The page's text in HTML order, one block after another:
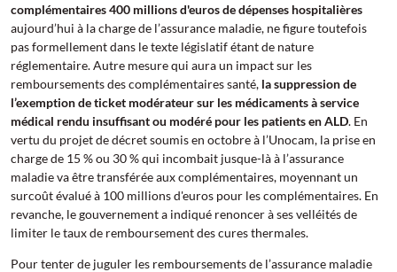
complémentaires 400 millions d'euros de dépenses hospitalières
aujourd’hui à la charge de l’assurance maladie, ne figure toutefois
pas formellement dans le texte législatif étant de nature
réglementaire. Autre mesure qui aura un impact sur les
remboursements des complémentaires santé, la suppression de
l’exemption de ticket modérateur sur les médicaments à service
médical rendu insuffisant ou modéré pour les patients en ALD. En
vertu du projet de décret soumis en octobre à l’Unocam, la prise en
charge de 15 % ou 30 % qui incombait jusque-là à l’assurance
maladie va être transférée aux complémentaires, moyennant un
surcoût évalué à 100 millions d'euros pour les complémentaires. En
revanche, le gouvernement a indiqué renoncer à ses velléités de
limiter le taux de remboursement des cures thermales.
Pour tenter de juguler les remboursements de l’assurance maladie